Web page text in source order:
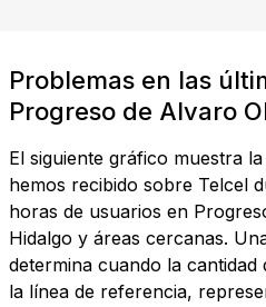
Problemas en las
Progreso de Alvaro
El siguiente gráfico muestra
hemos recibido sobre Telcel
horas de usuarios en
Hidalgo y áreas cercanas.
determina cuando la
la línea de referencia,